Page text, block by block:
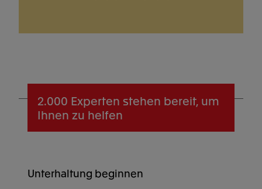
2.000 Experten stehen bereit, um
Ihnen zu helfen
Unterhaltung beginnen